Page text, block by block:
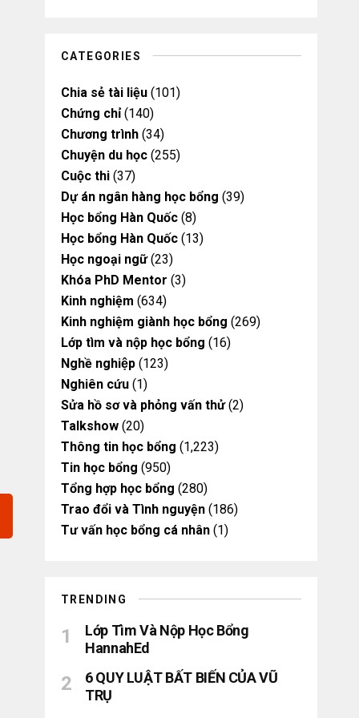
m
CATEGORIES
Chia sẻ tài liệu (101)
Chứng chỉ(140)
Chương trình (34)
Chuyện du học (255)
Cuộc thi (37)
Dự án ngân hàng học bổng (39)
Học bổng Hàn Quốc (8)
Học bổng Hàn Quốc (13)
Học ngoại ngữ(23)
Khóa PhD Mentor (3)
Kinh nghiệm (634)
Kinh nghiệm giành học bổng (269)
Lớp tìm và nộp học bổng (16)
Nghề nghiệp (123)
Nghiên cứu (1)
Sửa hồ sơ và phỏng vấn thử(2)
Talkshow (20)
Thông tin học bổng (1,223)
Tin học bổng (950)
Tổng hợp học bổng (280)
Trao đổi và Tình nguyện (186)
Tư vấn học bổng cá nhân (1)
TRENDING
Lớp Tìm Và Nộp Học Bổng
HannahEd
6 QUY LUẬT BẤT BIẾN CỦA VŨ
TRỤ